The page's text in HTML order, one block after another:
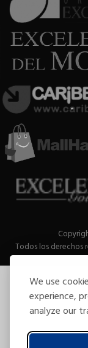
We use
experience,
analyze our
Todos los derechos